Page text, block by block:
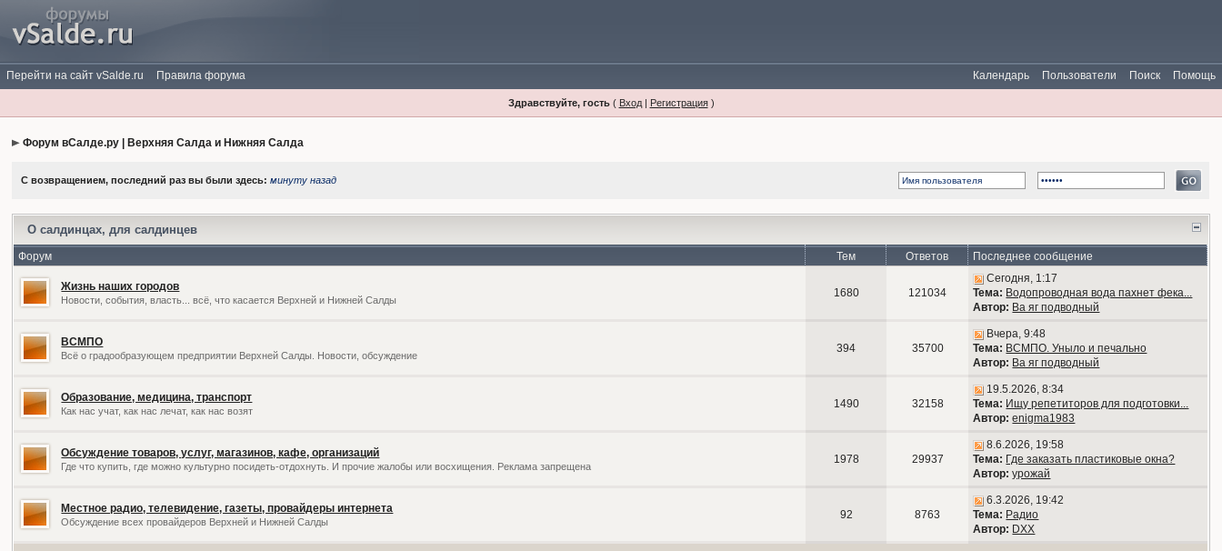
Перейти на сайт vSalde.ru Правила форума Помощь
Поиск
Пользователи
Календарь
Здравствуйте, гость( Вход| Регистрация)
Форум вСалде.ру | Верхняя Салда и Нижняя Салда
С возвращением, последний раз вы были здесь:минуту назад
О салдинцах, для салдинцев
Форум Тем Ответов Последнее сообщение
Жизнь наших городов
Новости, события, власть... всё, что касается Верхней и Нижней Салды
1680 121034
Сегодня, 1:17
Тема: Водопроводная вода пахнет фека...
Автор: Ва яг подводный
ВСМПО
Всё о градообразующем предприятии Верхней Салды. Новости, обсуждение
394 35700
Вчера, 9:48
Тема: ВСМПО. Уныло и печально
Автор: Ва яг подводный
Образование, медицина, транспорт
Как нас учат, как нас лечат, как нас возят
1490 32158
19.5.2026, 8:34
Тема: Ищу репетиторов для подготовки...
Автор: enigma1983
Обсуждение товаров, услуг, магазинов, кафе, организаций
Где что купить, где можно культурно посидеть-отдохнуть. И прочие жалобы или восхищения. Реклама запрещена
1978 29937
8.6.2026, 19:58
Тема: Где заказать пластиковые окна?
Автор: урожай
Местное радио, телевидение, газеты, провайдеры интернета
Обсуждение всех провайдеров Верхней и Нижней Салды
92 8763
6.3.2026, 19:42
Тема: Радио
Автор: DXX